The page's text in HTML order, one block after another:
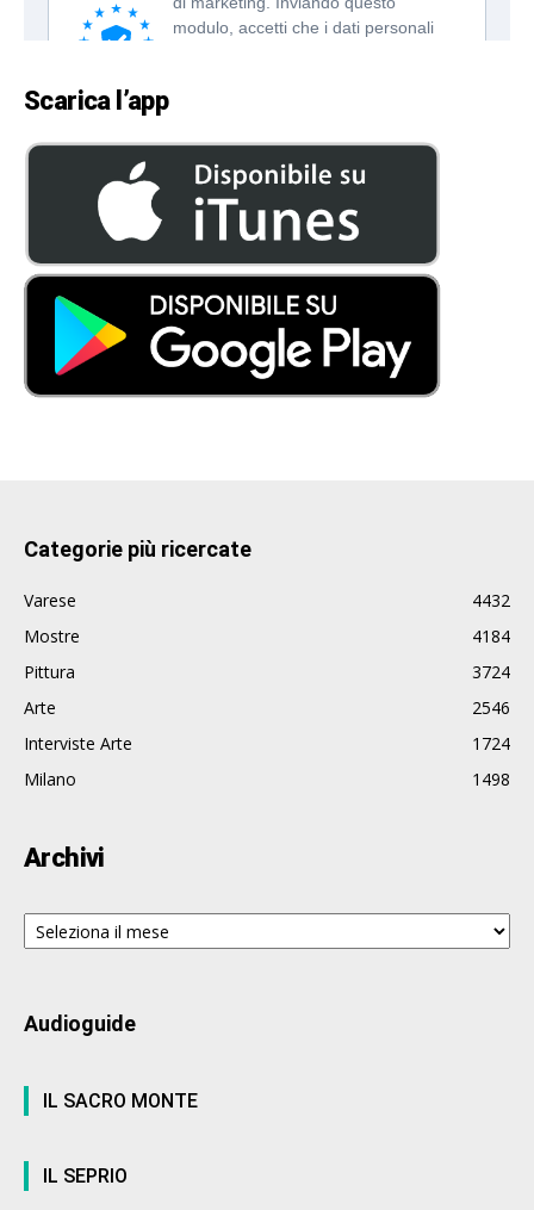
Scarica l’app
Categorie più ricercate
Varese
4432
Mostre
4184
Pittura
3724
Arte
2546
Interviste Arte
1724
Milano
1498
Archivi
Archivi
Audioguide
IL SACRO MONTE
IL SEPRIO